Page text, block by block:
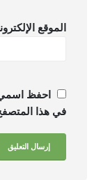
الموقع
احفظ
في هذا